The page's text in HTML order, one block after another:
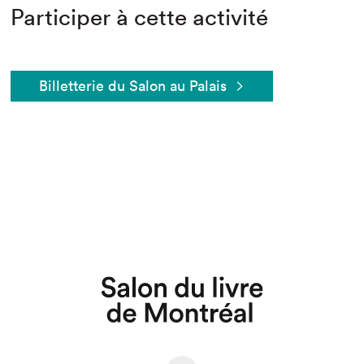
Participer à cette activité
Billetterie du Salon au Palais